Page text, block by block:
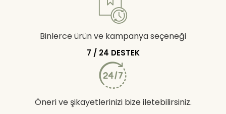
Binlerce ürün ve kampanya seçeneği
7 / 24 DESTEK
Öneri ve şikayetlerinizi bize iletebilirsiniz.